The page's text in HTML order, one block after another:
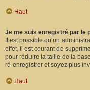
Haut
Je me suis enregistré par le
Il est possible qu’un
effet, il est courant de
pour réduire la taille de la
ré-enregistrer et soyez plus
Haut